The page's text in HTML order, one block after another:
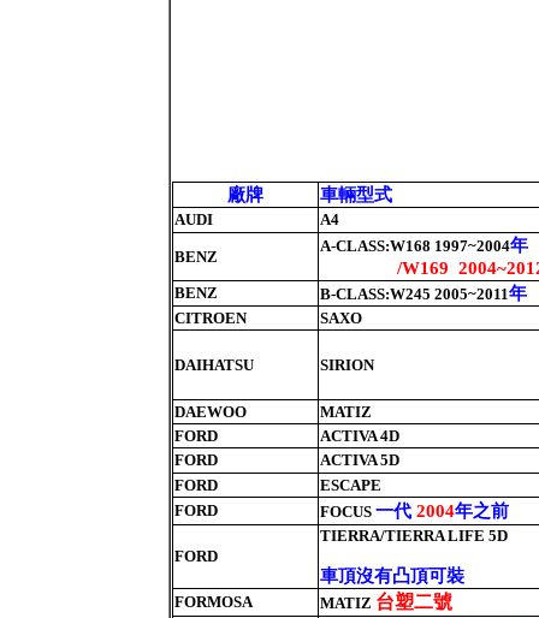
廠牌 車輛型式
AUDI A4
BENZ
A-CLASS:W168 1997~2004年
/W169
BENZ B-CLASS:W245 2005~2011年
CITROEN SAXO
DAIHATSU SIRION
DAEWOO
MATIZ
FORD
ACTIVA 4D
FORD
ACTIVA 5D
FORD
ESCAPE
FORD
FOCUS 一代 2004年之前
FORD
TIERRA/TIERRA LIFE 5D
車頂沒有凸頂可裝
FORMOSA MATIZ 台塑二號